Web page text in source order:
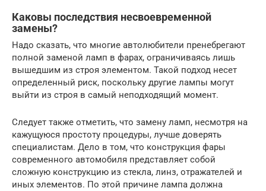
Каковы последствия несвоевременной
замены?
Надо сказать, что многие автолюбители пренебрегают
полной заменой ламп в фарах, ограничиваясь лишь
вышедшим из строя элементом. Такой подход несет
определенный риск, поскольку другие лампы могут
выйти из строя в самый неподходящий момент.
Следует также отметить, что замену ламп, несмотря на
кажущуюся простоту процедуры, лучше доверять
специалистам. Дело в том, что конструкция фары
современного автомобиля представляет собой
сложную конструкцию из стекла, линз, отражателей и
иных элементов. По этой причине лампа должна